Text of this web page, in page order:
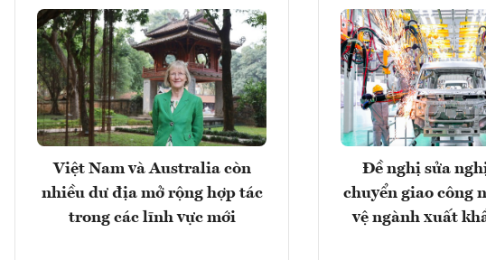
Việt Nam và Australia còn
nhiều dư địa mở rộng hợp tác
trong các lĩnh vực mới
Đề nghị sửa
chuyển giao công
vệ ngành xuất